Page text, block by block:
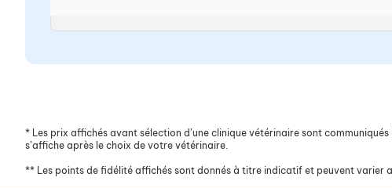
* Les prix affichés avant sélection d’une clinique vétérinaire sont
s’affiche après le choix de votre vétérinaire.
** Les points de fidélité affichés sont donnés à titre indicatif et peuvent varier